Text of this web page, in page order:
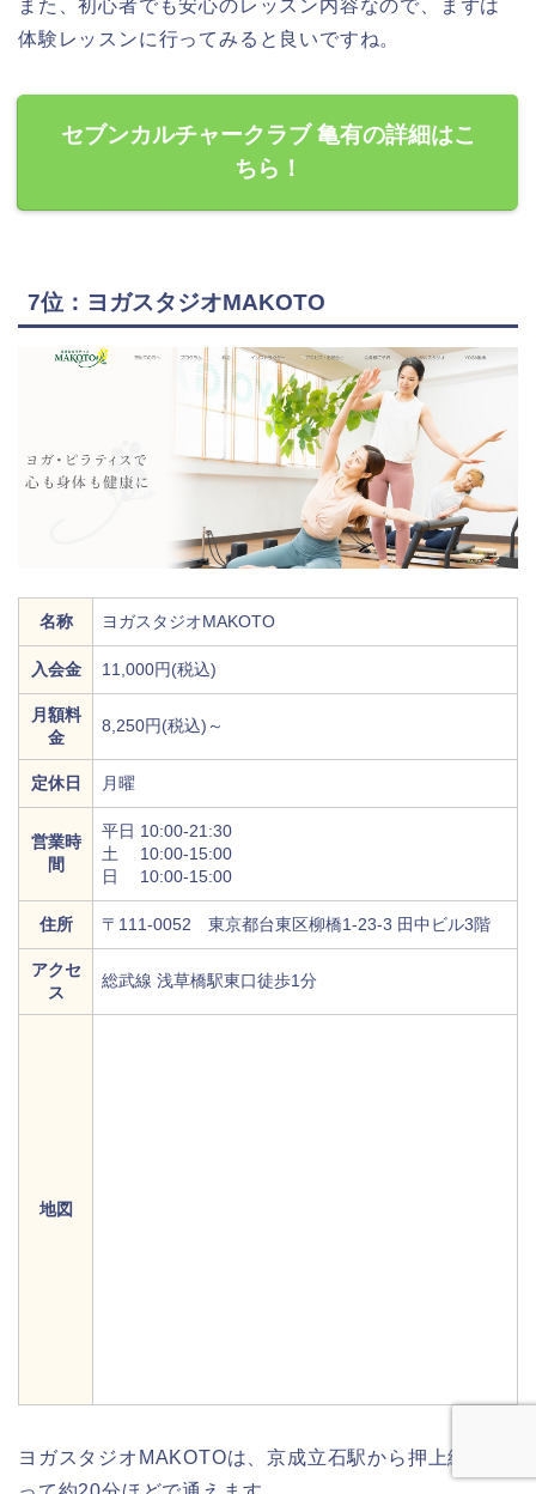
また、初心者でも安心のレッスン内容なので、まずは
体験レッスンに行ってみると良いですね。
セブンカルチャークラブ 亀有の詳細はこ
ちら！
7位：ヨガスタジオMAKOTO
名称 ヨガスタジオMAKOTO
入会金 11,000円(税込)
月額料
金
8,250円(税込)～
定休日 月曜
営業時
間
平日 10:00-21:30
土 10:00-15:00
日 10:00-15:00
住所 〒111-0052 東京都台東区柳橋1-23-3 田中ビル3階
アクセ
ス
総武線 浅草橋駅東口徒歩1分
地図
ヨガスタジオMAKOTOは、京成立石駅から押上線を使